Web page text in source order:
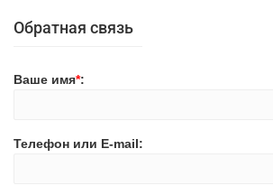
Обратная связь
Ваше имя*:
Телефон или E-mail: